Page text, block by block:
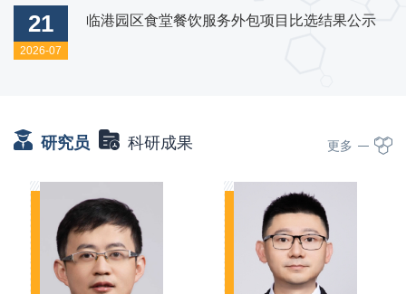
21
2026-07
临港园区食堂餐饮服务外包项目比选结果公示
研究员 科研成果 更多